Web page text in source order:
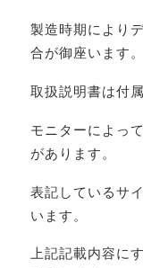
製造時期により
合が御座います。
取扱説明書は付
モニターによっ
があります。
表記しているサ
います。
上記記載内容に